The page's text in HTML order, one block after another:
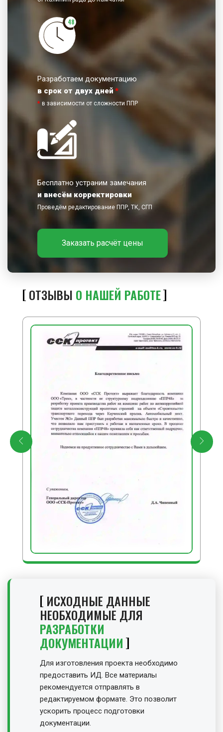
48
Разработаем документацию
в срок от двух дней *
* в зависимости от сложности ППР
Бесплатно устраним замечания
и внесём корректировки
Проведём редактирование ППР, ТК, СГП
Заказать расчёт цены
ОТЗЫВЫ О НАШЕЙ РАБОТЕ
ИСХОДНЫЕ ДАННЫЕ
НЕОБХОДИМЫЕ ДЛЯ
РАЗРАБОТКИ
ДОКУМЕНТАЦИИ
Для изготовления проекта необходимо
предоставить ИД. Все материалы
рекомендуется отправлять в
редактируемом формате. Это позволит
ускорить процесс подготовки
документации.